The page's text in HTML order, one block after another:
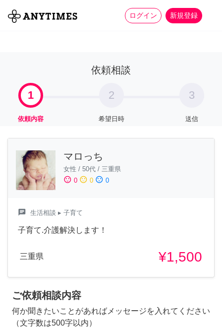
ログイン 新規登録
全て 家事 more_horiz
依頼相談
1
依頼内容
2
希望日時
3
送信
マロっち
女性 / 50代 / 三重県
sentiment_satisfied 0 sentiment_neutral 0 sentiment_dissatisfied 0
chat 生活相談 ▸ 子育て
子育て.介護解決します！
三重県 ¥1,500
ご依頼相談内容
何か聞きたいことがあればメッセージを入れてください
（文字数は500字以内）